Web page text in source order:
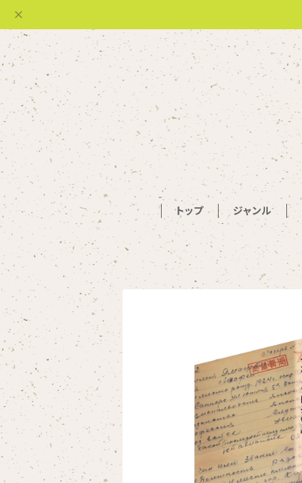
トップ ジャンル